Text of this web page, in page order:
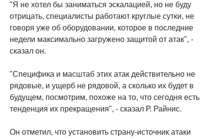
"Я не хотел бы заниматься эскалацией, но не буду
отрицать, специалисты работают круглые сутки, не
говоря уже об оборудовании, которое в последние
недели максимально загружено защитой от атак", -
сказал он.
"Специфика и масштаб этих атак действительно не
рядовые, и ущерб не рядовой, а сколько их будет в
будущем, посмотрим, похоже на то, что сегодня есть
тенденция их прекращения", - сказал Р. Райнис.
Он отметил, что установить страну-источник атаки